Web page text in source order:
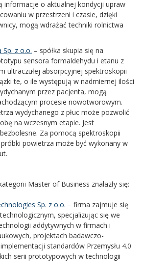
informacje o aktualnej kondycji upraw
w przestrzeni i czasie, dzięki
mogą wdrażać techniki rolnictwa
z o.o. – spółka skupia się na
sensora formaldehydu i etanu z
ultraczułej absorpcyjnej spektroskopii
te, o ile występują w nadmiernej ilości
przez pacjenta, mogą
procesie nowotworowym.
wydychanego z płuc może pozwolić
na wczesnym etapie. Jest
Za pomocą spektroskopii
powietrza może być wykonany w
Master of Business znalazły się:
Sp. z o.o. − firma zajmuje się
specjalizując się we
addytywnych w firmach i
projektach badawczo-
standardów Przemysłu 4.0
serii prototypowych w technologii